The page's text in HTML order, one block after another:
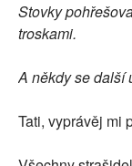
Stovky
troskami.
A někdy se další
Tati, vyprávěj mi